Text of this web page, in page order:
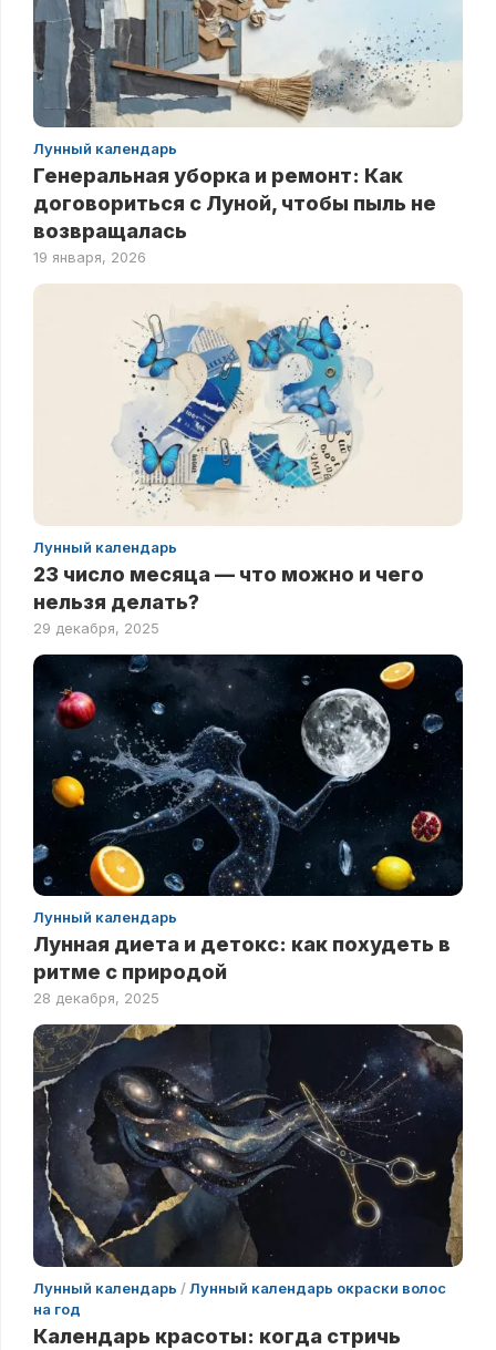
Лунный календарь
Генеральная уборка и ремонт: Как
договориться с Луной, чтобы пыль не
возвращалась
19 января, 2026
Лунный календарь
23 число месяца — что можно и чего
нельзя делать?
29 декабря, 2025
Лунный календарь
Лунная диета и детокс: как похудеть в
ритме с природой
28 декабря, 2025
Лунный календарь /Лунный календарь окраски волос
на год
Календарь красоты: когда стричь